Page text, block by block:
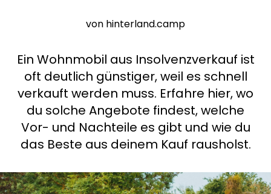
Frag Howdy
Tipps & Inspiration
Stories
Gutscheine
Über uns
von hinterland.camp
Ein Wohnmobil aus Insolvenzverkauf ist
oft deutlich günstiger, weil es schnell
verkauft werden muss. Erfahre hier, wo
du solche Angebote findest, welche
Vor- und Nachteile es gibt und wie du
das Beste aus deinem Kauf rausholst.